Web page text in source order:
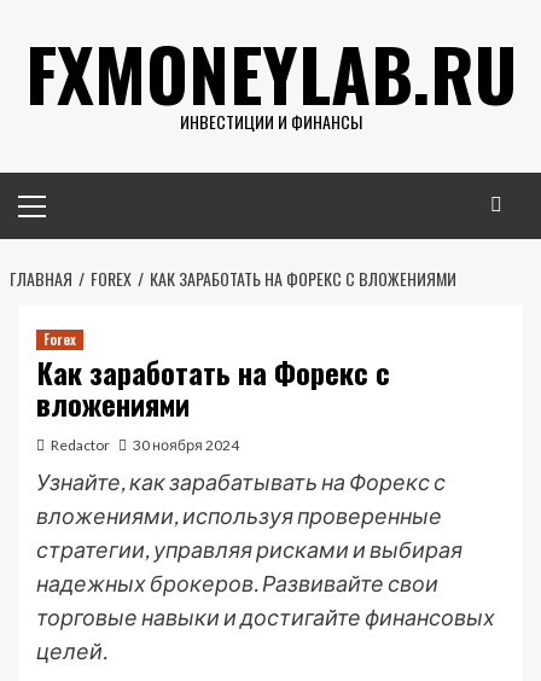
содержимому
FXMONEYLAB.RU
ИНВЕСТИЦИИ И ФИНАНСЫ
меню
ГЛАВНАЯ FOREX КАК ЗАРАБОТАТЬ НА ФОРЕКС С ВЛОЖЕНИЯМИ
Forex
Как заработать на Форекс с
вложениями
Redactor 30 ноября 2024
Узнайте, как зарабатывать на Форекс с
вложениями, используя проверенные
стратегии, управляя рисками и выбирая
надежных брокеров. Развивайте свои
торговые навыки и достигайте финансовых
целей.